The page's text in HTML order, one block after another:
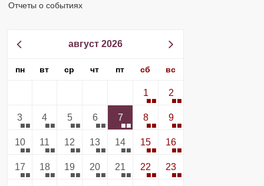
Отчеты о событиях
август 2026
пн вт ср чт пт сб вс
1 2
3 4 5 6 7 8 9
10 11 12 13 14 15 16
17 18 19 20 21 22 23